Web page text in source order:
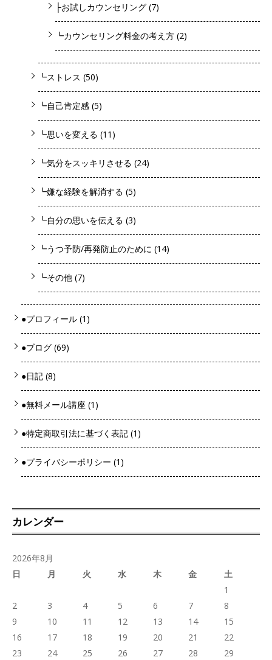
├お試しカウンセリング (7)
┗カウンセリング料金の考え方 (2)
┗ストレス (50)
┗自己肯定感 (5)
┗思いを変える (11)
┗気分をスッキリさせる (24)
┗嫌な経験を解消する (5)
┗自分の思いを伝える (3)
┗うつ予防/再発防止のために (14)
┗その他 (7)
●プロフィール (1)
●ブログ (69)
●日記 (8)
●無料メール講座 (1)
●特定商取引法に基づく表記 (1)
●プライバシーポリシー (1)
カレンダー
2026年8月
日
月 火 水 木 金
土
1
2
3 4 5 6 7
8
9
10 11 12 13 14
15
16
17 18 19 20 21
22
23
24 25 26 27 28 29